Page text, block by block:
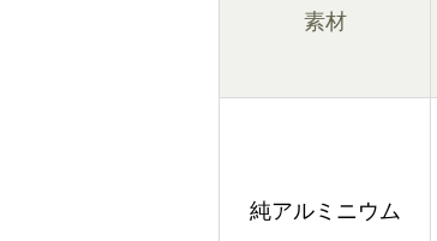
素材
純アルミニウム